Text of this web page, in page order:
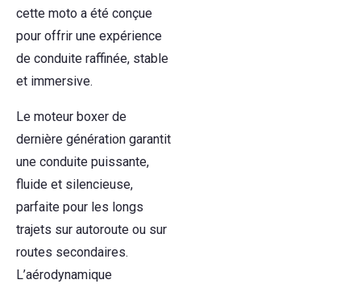
cette moto a été conçue
pour offrir une expérience
de conduite raffinée, stable
et immersive.
Le moteur boxer de
dernière génération garantit
une conduite puissante,
fluide et silencieuse,
parfaite pour les longs
trajets sur autoroute ou sur
routes secondaires.
L’aérodynamique